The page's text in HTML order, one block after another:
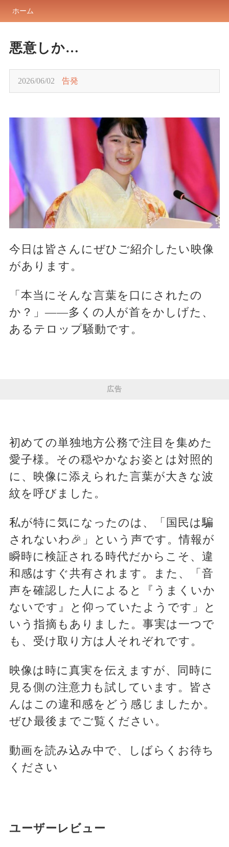
ホーム
悪意しか…
2026/06/02 告発
今日は皆さんにぜひご紹介したい映像
があります。
「本当にそんな言葉を口にされたの
か？」――多くの人が首をかしげた、
あるテロップ騒動です。
広告
初めての単独地方公務で注目を集めた
愛子様。その穏やかなお姿とは対照的
に、映像に添えられた言葉が大きな波
紋を呼びました。
私が特に気になったのは、「国民は騙
されないわ🎉」という声です。情報が
瞬時に検証される時代だからこそ、違
和感はすぐ共有されます。また、「音
声を確認した人によると『うまくいか
ないです』と仰っていたようです」と
いう指摘もありました。事実は一つで
も、受け取り方は人それぞれです。
映像は時に真実を伝えますが、同時に
見る側の注意力も試しています。皆さ
んはこの違和感をどう感じましたか。
ぜひ最後までご覧ください。
動画を読み込み中で、しばらくお待ち
ください
ユーザーレビュー